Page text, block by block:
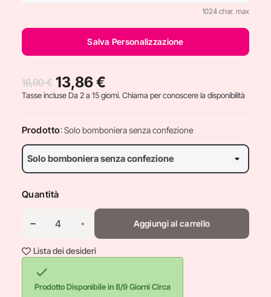
1024 char. max
Salva Personalizzazione
16,90 € 13,86 €
Tasse incluseDa 2 a 15 giorni. Chiama per conoscere la disponibilità
Prodotto: Solo bomboniera senza confezione
Quantità
Aggiungi al carrello
Lista dei desideri

Prodotto Disponibile in 8/9 Giorni Circa